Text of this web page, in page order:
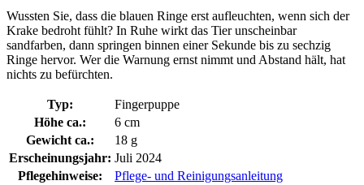
Wussten Sie, dass die blauen Ringe erst aufleuchten, wenn sich der
Krake bedroht fühlt? In Ruhe wirkt das Tier unscheinbar
sandfarben, dann springen binnen einer Sekunde bis zu sechzig
Ringe hervor. Wer die Warnung ernst nimmt und Abstand hält, hat
nichts zu befürchten.
Typ:
Fingerpuppe
Höhe ca.:
6 cm
Gewicht ca.:
18 g
Erscheinungsjahr: Juli 2024
Pflegehinweise:
Pflege- und Reinigungsanleitung